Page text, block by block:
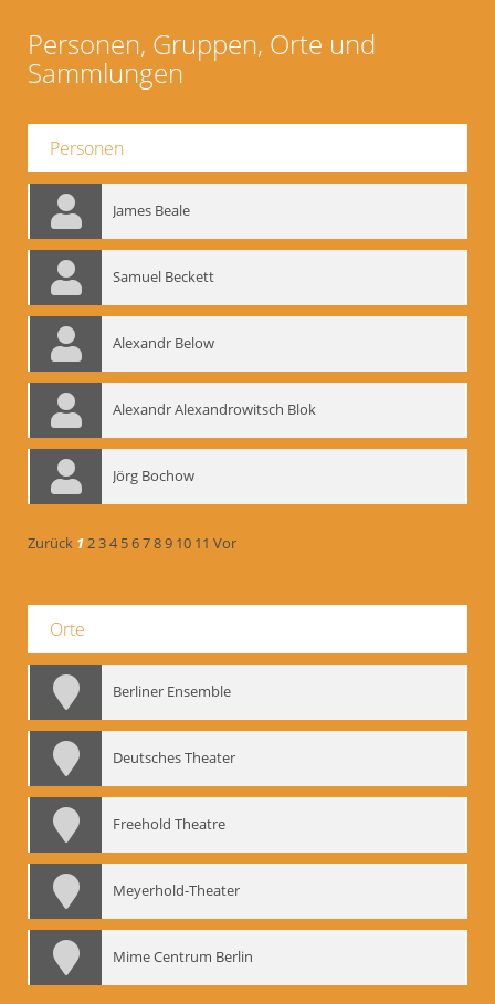
Personen, Gruppen, Orte und
Sammlungen
Personen
James Beale
Samuel Beckett
Alexandr Below
Alexandr Alexandrowitsch Blok
Jörg Bochow
Zurück 1234 56789 10 11 Vor
Orte
Berliner Ensemble
Deutsches Theater
Freehold Theatre
Meyerhold-Theater
Mime Centrum Berlin